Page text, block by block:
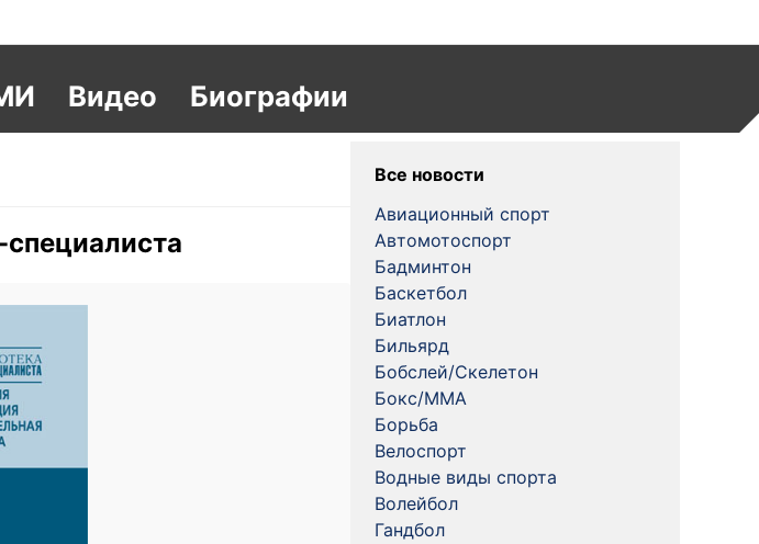
Видео Биографии
Все новости
Авиационный спорт
Автомотоспорт
Бадминтон
Баскетбол
Биатлон
Бильярд
Бобслей/Скелетон
Бокс/MMA
Борьба
Велоспорт
Водные виды спорта
Волейбол
Гандбол